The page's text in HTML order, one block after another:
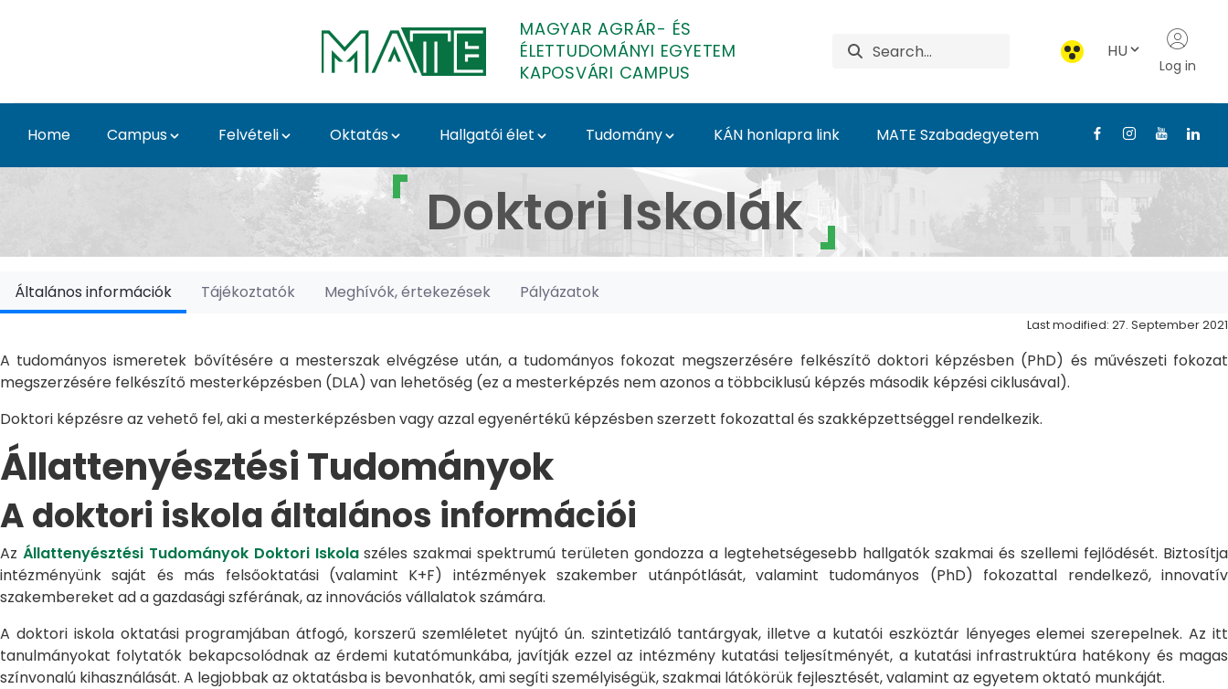
MAGYAR AGRÁR- ÉS
ÉLETTUDOMÁNYI EGYETEM
KAPOSVÁRI CAMPUS
HU
Log in
Home Campus Felvételi Oktatás Hallgatói élet Tudomány KÁN honlapra link MATE Szabadegyetem
Doktori Iskolák - Kaposvári Campus
Doktori Iskolák
Általános információk Tájékoztatók Meghívók, értekezések Pályázatok
Last modified: 27. September 2021
A tudományos ismeretek bővítésére a mesterszak elvégzése után, a tudományos fokozat megszerzésére felkészítő doktori képzésben (PhD) és művészeti fokozat
megszerzésére felkészítő mesterképzésben (DLA) van lehetőség (ez a mesterképzés nem azonos a többciklusú képzés második képzési ciklusával).
Doktori képzésre az vehető fel, aki a mesterképzésben vagy azzal egyenértékű képzésben szerzett fokozattal és szakképzettséggel rendelkezik.
Állattenyésztési Tudományok
A doktori iskola általános információi
Az Állattenyésztési Tudományok Doktori Iskolaszéles szakmai spektrumú területen gondozza a legtehetségesebb hallgatók szakmai és szellemi fejlődését. Biztosítja
intézményünk saját és más felsőoktatási (valamint K+F) intézmények szakember utánpótlását, valamint tudományos (PhD) fokozattal rendelkező, innovatív
szakembereket ad a gazdasági szférának, az innovációs vállalatok számára.
A doktori iskola oktatási programjában átfogó, korszerű szemléletet nyújtó ún. szintetizáló tantárgyak, illetve a kutatói eszköztár lényeges elemei szerepelnek. Az itt
tanulmányokat folytatók bekapcsolódnak az érdemi kutatómunkába, javítják ezzel az intézmény kutatási teljesítményét, a kutatási infrastruktúra hatékony és magas
színvonalú kihasználását. A legjobbak az oktatásba is bevonhatók, ami segíti személyiségük, szakmai látókörük fejlesztését, valamint az egyetem oktató munkáját.